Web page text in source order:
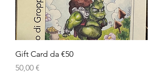
Gift Card da €50
Prezzo
50,00 €